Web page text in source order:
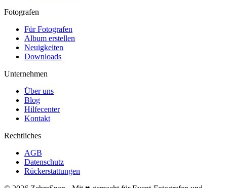
Fotografen
Für Fotografen
Album erstellen
Neuigkeiten
Downloads
Unternehmen
Über uns
Blog
Hilfecenter
Kontakt
Rechtliches
AGB
Datenschutz
Rückerstattungen